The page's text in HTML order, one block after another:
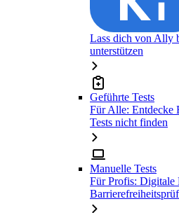
Lass dich von Ally
unterstützen
Geführte Tests
Für Alle: Entdecke
Tests nicht finden
Manuelle Tests
Für Profis: Digitale